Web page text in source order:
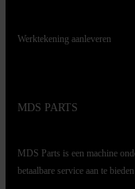
Werktekening aanleveren
MDS PARTS
MDS Parts is een machine
betaalbare service aan te